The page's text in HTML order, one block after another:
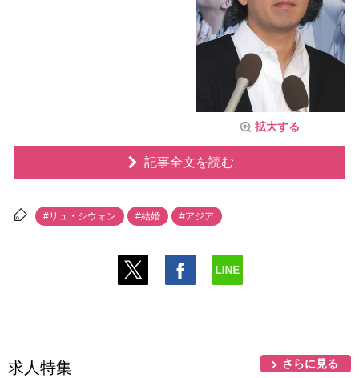
拡大する
記事全文を読む
#リュ・シウォン #結婚 #アジア
求人特集 さらに見る